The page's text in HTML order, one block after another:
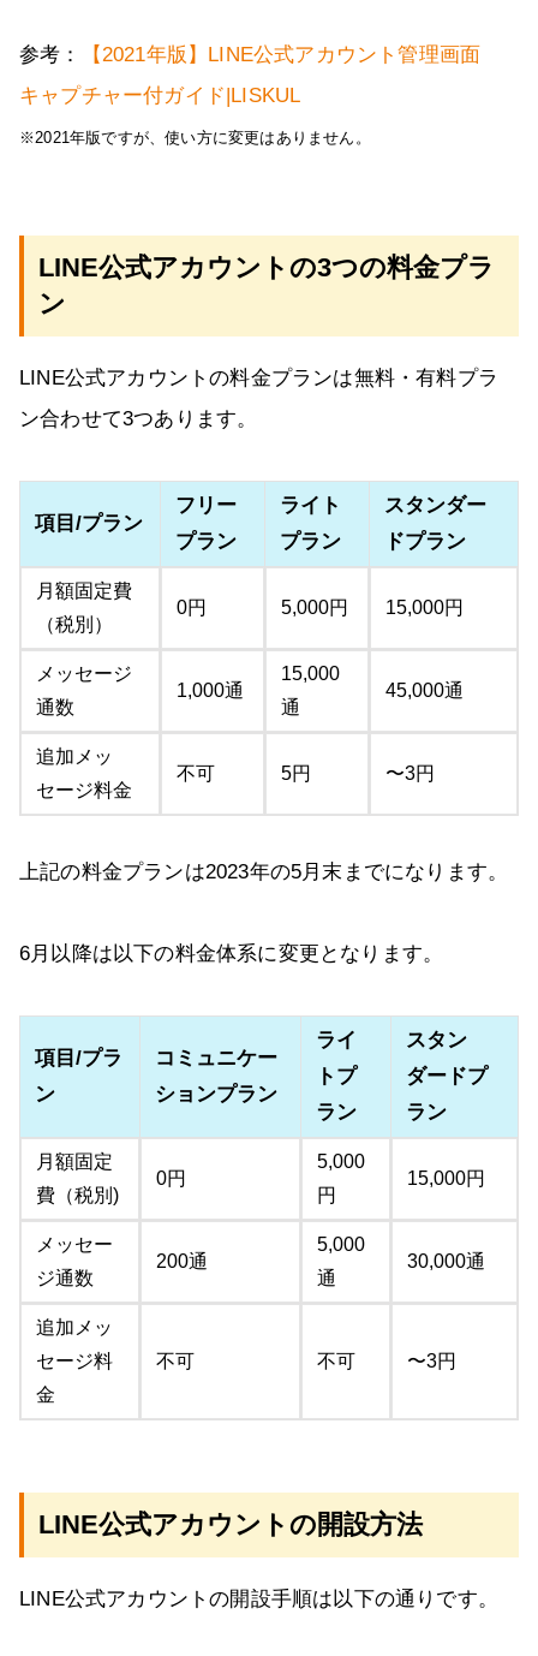
参考：
【2021年版】LINE公式アカウント管理画面
キャプチャー付ガイド|LISKUL
※2021年版ですが、使い方に変更はありません。
LINE公式アカウントの3つの料金プラ
ン
LINE公式アカウントの料金プランは無料・有料プラ
ン合わせて3つあります。
項目/プラン
フリー
プラン
ライト
プラン
スタンダー
ドプラン
月額固定費
（税別）
0円 5,000円 15,000円
メッセージ
通数
1,000通
15,000
通
45,000通
追加メッ
セージ料金
不可 5円 〜3円
上記の料金プランは2023年の5月末までになります。
6月以降は以下の料金体系に変更となります。
項目/プラ
ン
コミュニケー
ションプラン
ライ
トプ
ラン
スタン
ダードプ
ラン
月額固定
費（税別)
0円
5,000
円
15,000円
メッセー
ジ通数
200通
5,000
通
30,000通
追加メッ
セージ料
金
不可 不可 〜3円
LINE公式アカウントの開設方法
LINE公式アカウントの開設手順は以下の通りです。